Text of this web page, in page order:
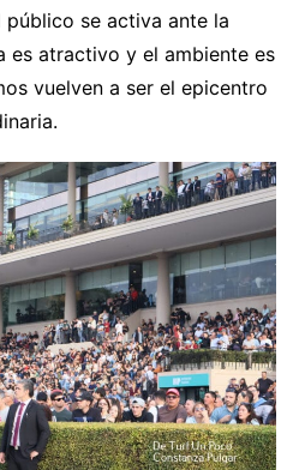
se activa ante la
es atractivo y el ambiente es
vuelven a ser el epicentro